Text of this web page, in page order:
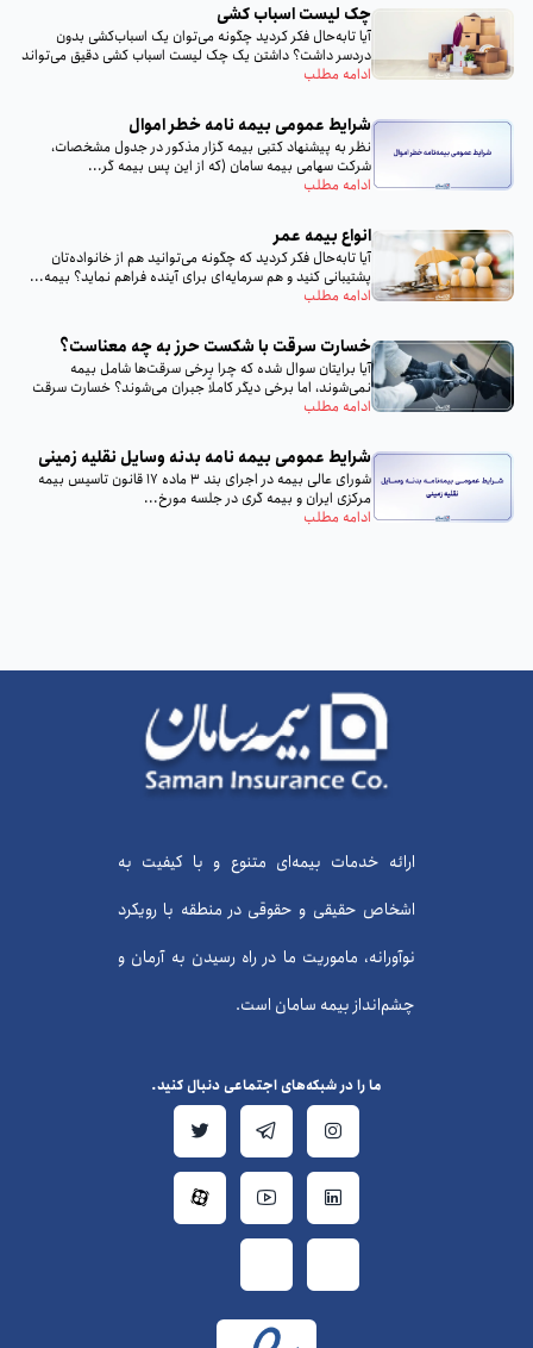
چک لیست اسباب‌ کشی
آیا تا‌به‌حال فکر کردید چگونه می‌توان یک اسباب‌کشی بدون
دردسر داشت؟ داشتن یک چک لیست اسباب‌ کشی دقیق می‌تواند
تمام...
ادامه مطلب
شرایط عمومی بیمه‌ نامه خطر اموال
نظر به پيشنهاد كتبى بيمه گزار مذكور در جدول مشخصات،
شركت سهامى بيمه سامان (كه از اين پس بيمه گر...
ادامه مطلب
انواع بیمه عمر
آیا تا‌به‌حال فکر کردید که چگونه می‌توانید هم از خانواده‌تان
پشتیبانی کنید و هم سرمایه‌ای برای آینده فراهم نماید؟ بیمه...
ادامه مطلب
خسارت سرقت با شکست حرز به چه معناست؟
آیا برایتان سوال شده که چرا برخی سرقت‌ها شامل بیمه
نمی‌شوند، اما برخی دیگر کاملاً جبران می‌شوند؟ خسارت سرقت
با...
ادامه مطلب
شرایط عمومی بیمه‌ نامه بدنه وسایل نقلیه زمینی
شورای عالی بیمه در اجرای بند 3 ماده 17 قانون تاسیس بیمه
مرکزی ایران و بیمه گری در جلسه مورخ...
ادامه مطلب
ارائه خدمات بیمه‌ای متنوع و با کیفیت به
اشخاص حقیقی و حقوقی در منطقه با رویکرد
نوآورانه، ماموریت ما در راه رسیدن به آرمان و
چشم‌انداز بیمه سامان است.
ما را در شبکه‌های اجتماعی دنبال کنید.